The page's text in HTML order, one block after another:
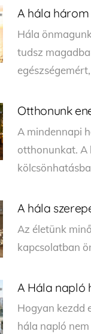
A hála
Hála
tudsz
Otthonunk
A mindennapi
otthonunkat. A
A hála
Az életünk
kapcsolatban
A Hála napló
Hogyan kezdd
hála napló